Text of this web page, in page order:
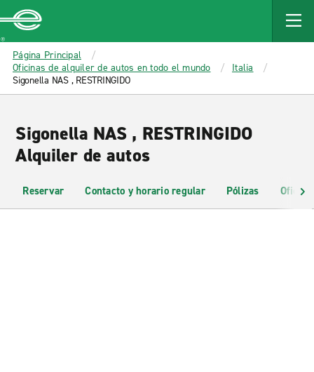
MAIN
CONTENT
Enterprise
Página Principal
Oficinas de alquiler de autos en todo el mundo
Italia
Sigonella NAS , RESTRINGIDO
Sigonella NAS , RESTRINGIDO
Alquiler de autos
Reservar Contacto y horario regular Pólizas